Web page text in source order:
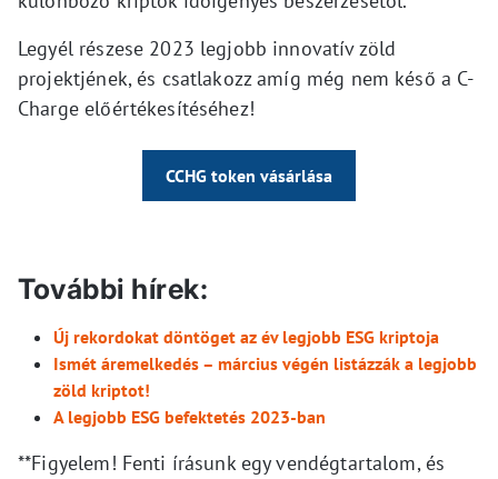
Legyél részese 2023 legjobb innovatív zöld
projektjének, és csatlakozz amíg még nem késő a C-
Charge előértékesítéséhez!
CCHG token vásárlása
További hírek:
Új rekordokat döntöget az év legjobb ESG kriptoja
Ismét áremelkedés – március végén listázzák a legjobb
zöld kriptot!
A legjobb ESG befektetés 2023-ban
**Figyelem! Fenti írásunk egy vendégtartalom, és